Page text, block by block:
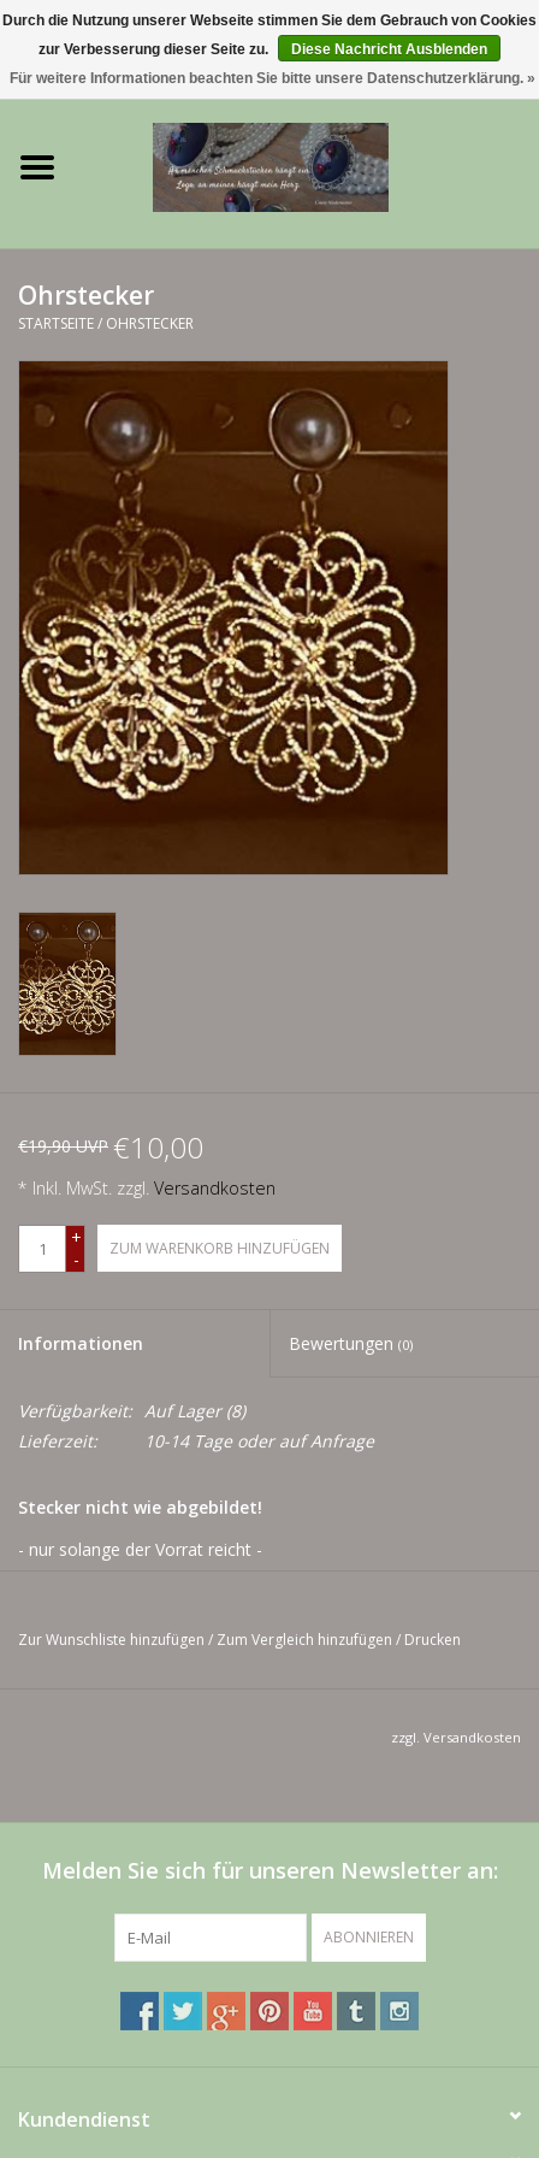
0 Artikel - €0,00
Trachtenschmuck & Ketten
exklusive Kropfketten
925 Silberschmuck
BERGliebe-Kollektion
Blütenkranzkollektion
I ❤️ bayerischer Wald Armband
Lieblingsmensch Kollektion
Ohrringe & Ohrstecker
Armbänder
Accessoires
Men
Ledertasche Herzform
Kropfkette *designed by me*
Ohrstecker
STARTSEITE/ OHRSTECKER
€19,90 UVP €10,00
* Inkl. MwSt. zzgl. Versandkosten
+
-
ZUM WARENKORB HINZUFÜGEN
Informationen Bewertungen (0)
Verfügbarkeit: Auf Lager(8)
Lieferzeit:
10-14 Tage oder auf Anfrage
Stecker nicht wie abgebildet!
- nur solange der Vorrat reicht -
Zur Wunschliste hinzufügen / Zum Vergleich hinzufügen / Drucken
zzgl. Versandkosten
Melden Sie sich für unseren Newsletter an:
ABONNIEREN
Kundendienst
Durch die Nutzung unserer Webseite stimmen Sie dem Gebrauch von Cookies
zur Verbesserung dieser Seite zu.
Diese Nachricht Ausblenden
Für weitere Informationen beachten Sie bitte unsere Datenschutzerklärung. »